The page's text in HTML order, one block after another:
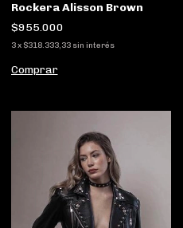
Rockera Alisson Brown
$955.000
3 x $318.333,33 sin interés
Comprar